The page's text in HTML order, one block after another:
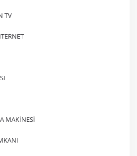
TV
MAKİNESİ